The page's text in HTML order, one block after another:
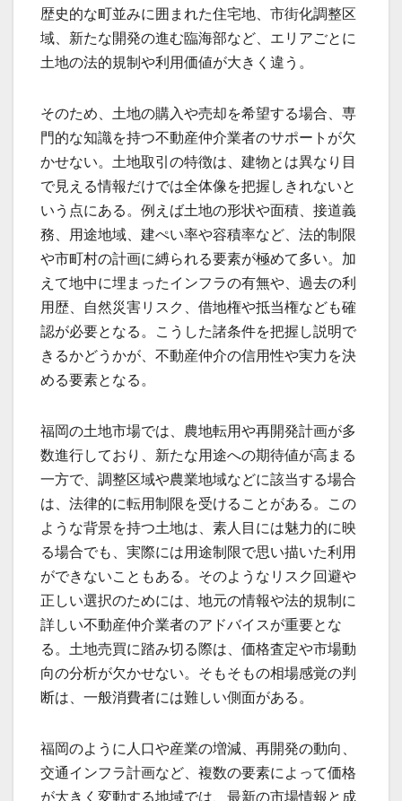
歴史的な町並みに囲まれた住宅地、市街化調整区
域、新たな開発の進む臨海部など、エリアごとに
土地の法的規制や利用価値が大きく違う。
そのため、土地の購入や売却を希望する場合、専
門的な知識を持つ不動産仲介業者のサポートが欠
かせない。土地取引の特徴は、建物とは異なり目
で見える情報だけでは全体像を把握しきれないと
いう点にある。例えば土地の形状や面積、接道義
務、用途地域、建ぺい率や容積率など、法的制限
や市町村の計画に縛られる要素が極めて多い。加
えて地中に埋まったインフラの有無や、過去の利
用歴、自然災害リスク、借地権や抵当権なども確
認が必要となる。こうした諸条件を把握し説明で
きるかどうかが、不動産仲介の信用性や実力を決
める要素となる。
福岡の土地市場では、農地転用や再開発計画が多
数進行しており、新たな用途への期待値が高まる
一方で、調整区域や農業地域などに該当する場合
は、法律的に転用制限を受けることがある。この
ような背景を持つ土地は、素人目には魅力的に映
る場合でも、実際には用途制限で思い描いた利用
ができないこともある。そのようなリスク回避や
正しい選択のためには、地元の情報や法的規制に
詳しい不動産仲介業者のアドバイスが重要とな
る。土地売買に踏み切る際は、価格査定や市場動
向の分析が欠かせない。そもそもの相場感覚の判
断は、一般消費者には難しい側面がある。
福岡のように人口や産業の増減、再開発の動向、
交通インフラ計画など、複数の要素によって価格
が大きく変動する地域では、最新の市場情報と成